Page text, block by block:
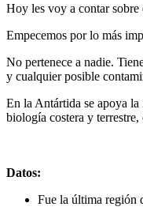
Hoy les voy a contar
Empecemos por lo más
No pertenece a nadie.
y cualquier posible
En la Antártida se apoya
biología costera y
Datos:
Fue la última región